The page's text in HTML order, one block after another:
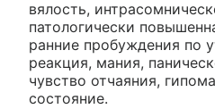
вялость,
патологически
ранние пробуждения по
реакция, мания,
чувство отчаяния,
состояние.